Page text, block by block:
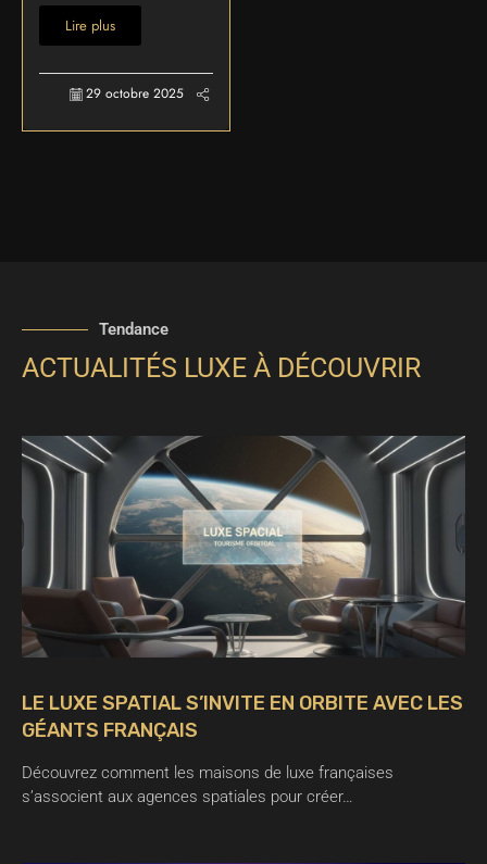
Lire plus
29 octobre 2025
Tendance
ACTUALITÉS LUXE À DÉCOUVRIR
LE LUXE SPATIAL S’INVITE EN ORBITE AVEC LES
GÉANTS FRANÇAIS
Découvrez comment les maisons de luxe françaises
s’associent aux agences spatiales pour créer…